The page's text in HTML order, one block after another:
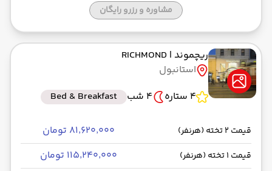
مشاوره و رزرو رایگان
ریچموند | RICHMOND
استانبول
4 ستاره
4 شب Bed & Breakfast
قیمت 2 تخته (هرنفر) ۸۱٬۶۲۰٬۰۰۰ تومان
قیمت 1 تخته (هرنفر) ۱۱۵٬۲۴۰٬۰۰۰ تومان